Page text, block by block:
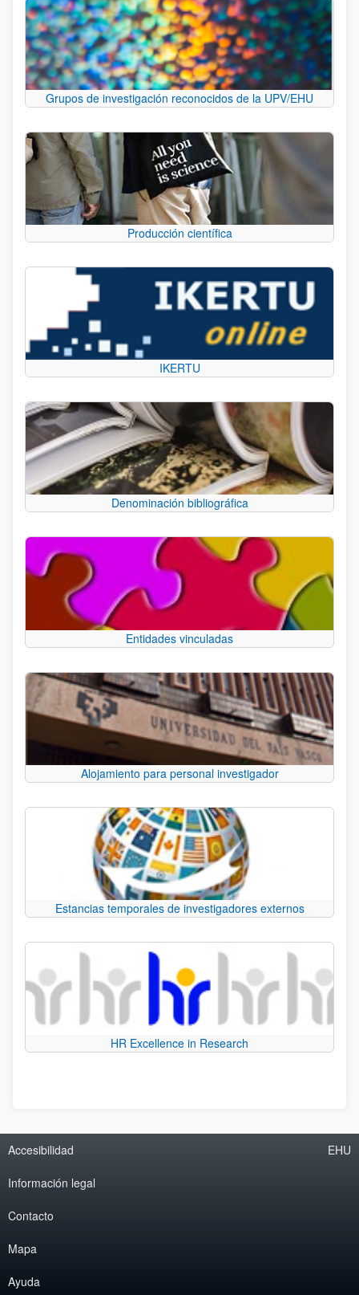
Grupos de investigación reconocidos de la UPV/EHU
Producción científica
IKERTU
Denominación bibliográfica
Entidades vinculadas
Alojamiento para personal investigador
Estancias temporales de investigadores externos
HR Excellence in Research
Accesibilidad
Información legal
Contacto
Mapa
Ayuda
EHU